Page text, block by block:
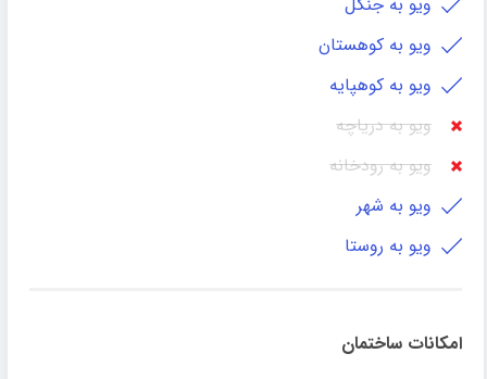
ویو به کوهستان
ویو به کوهپایه
ویو به دریاچه
ویو به رودخانه
ویو به شهر
ویو به روستا
امکانات ساختمان